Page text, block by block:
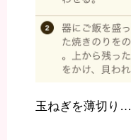
玉ねぎを薄切り…